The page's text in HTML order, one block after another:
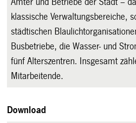
Ämter und Betriebe der Stadt –
klassische Verwaltungsbereiche,
städtischen
Busbetriebe, die Wasser- und
fünf Alterszentren. Insgesamt
Mitarbeitende.
Download